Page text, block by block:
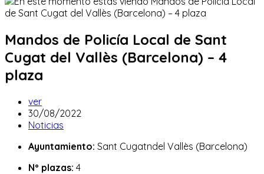
Mandos de Policía Local de Sant
Cugat del Vallès (Barcelona) – 4
plaza
Autor
de
la
ver
Publicación
de
entrada:
30/08/2022
Categoría
la
Noticias
Ayuntamiento: Sant Cugatndel Vallès (Barcelona)
Nº plazas: 4